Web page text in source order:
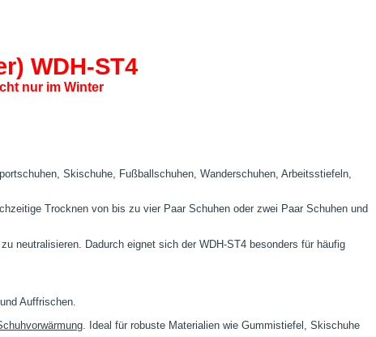
WDH-ST4
nur im Winter
Skischuhe, Fußballschuhen, Wanderschuhen, Arbeitsstiefeln,
Trocknen von bis zu vier Paar Schuhen oder zwei Paar Schuhen und
neutralisieren. Dadurch eignet sich der WDH-ST4 besonders für häufig
Auffrischen.
. Ideal für robuste Materialien wie Gummistiefel, Skischuhe